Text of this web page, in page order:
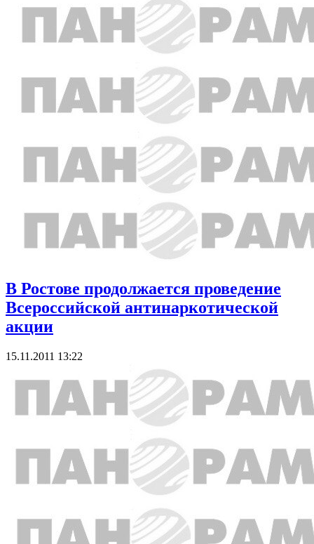
В Ростове продолжается проведение
Всероссийской антинаркотической
акции
15.11.2011 13:22